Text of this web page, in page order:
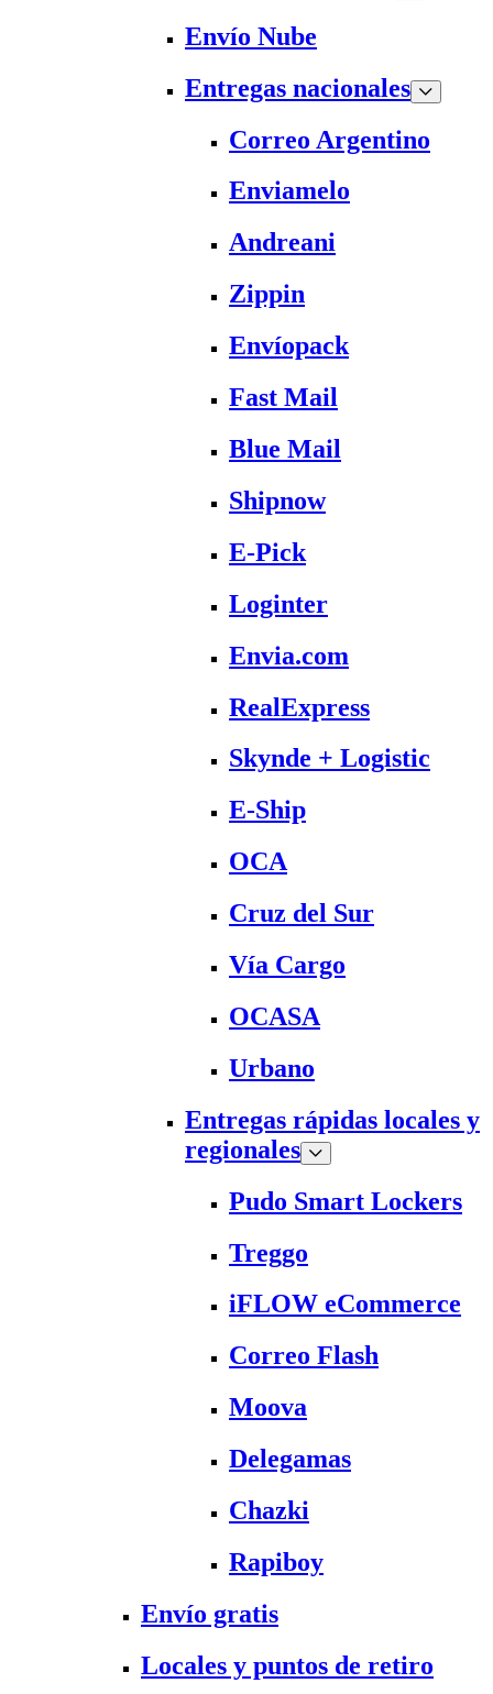
Envío Nube
Entregas nacionales
Correo Argentino
Enviamelo
Andreani
Zippin
Envíopack
Fast Mail
Blue Mail
Shipnow
E-Pick
Loginter
Envia.com
RealExpress
Skynde + Logistic
E-Ship
OCA
Cruz del Sur
Vía Cargo
OCASA
Urbano
Entregas rápidas locales y
regionales
Pudo Smart Lockers
Treggo
iFLOW eCommerce
Correo Flash
Moova
Delegamas
Chazki
Rapiboy
Envío gratis
Locales y puntos de retiro